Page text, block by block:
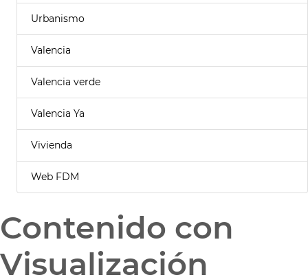
Urbanismo
Valencia
Valencia verde
Valencia Ya
Vivienda
Web FDM
Contenido con
Visualización